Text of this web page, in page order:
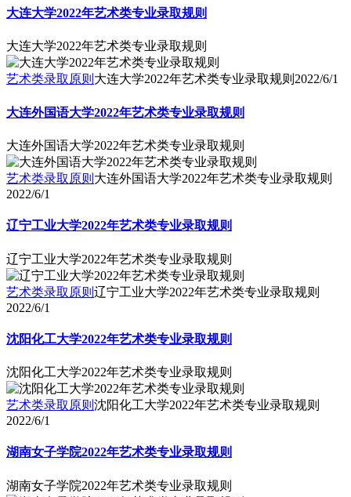
大连大学2022年艺术类专业录取规则
大连大学2022年艺术类专业录取规则
艺术类录取原则 大连大学2022年艺术类专业录取规则 2022/6/1
大连外国语大学2022年艺术类专业录取规则
大连外国语大学2022年艺术类专业录取规则
艺术类录取原则 大连外国语大学2022年艺术类专业录取规则
2022/6/1
辽宁工业大学2022年艺术类专业录取规则
辽宁工业大学2022年艺术类专业录取规则
艺术类录取原则 辽宁工业大学2022年艺术类专业录取规则
2022/6/1
沈阳化工大学2022年艺术类专业录取规则
沈阳化工大学2022年艺术类专业录取规则
艺术类录取原则 沈阳化工大学2022年艺术类专业录取规则
2022/6/1
湖南女子学院2022年艺术类专业录取规则
湖南女子学院2022年艺术类专业录取规则